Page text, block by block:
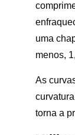
uma
menos,
As
torna a